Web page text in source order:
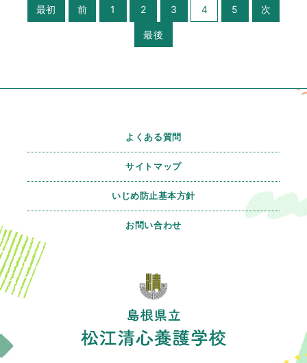
最初 前 1 2 3 4 5 次
最後
よくある質問
サイトマップ
いじめ防止基本方針
お問い合わせ